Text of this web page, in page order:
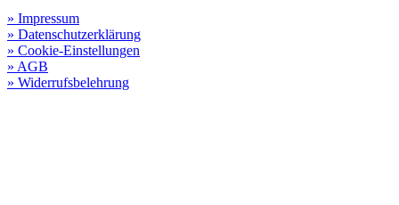
» Impressum
» Datenschutzerklärung
» Cookie-Einstellungen
» AGB
» Widerrufsbelehrung